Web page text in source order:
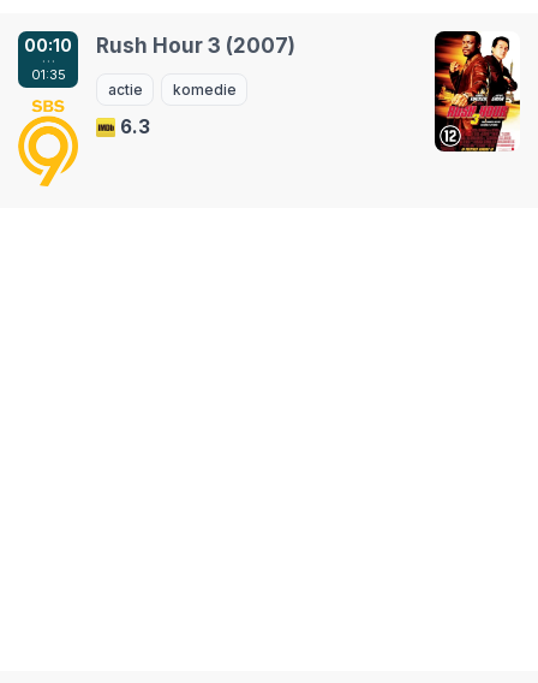
00:10
…
01:35
Rush Hour 3 (2007)
actie komedie
6.3